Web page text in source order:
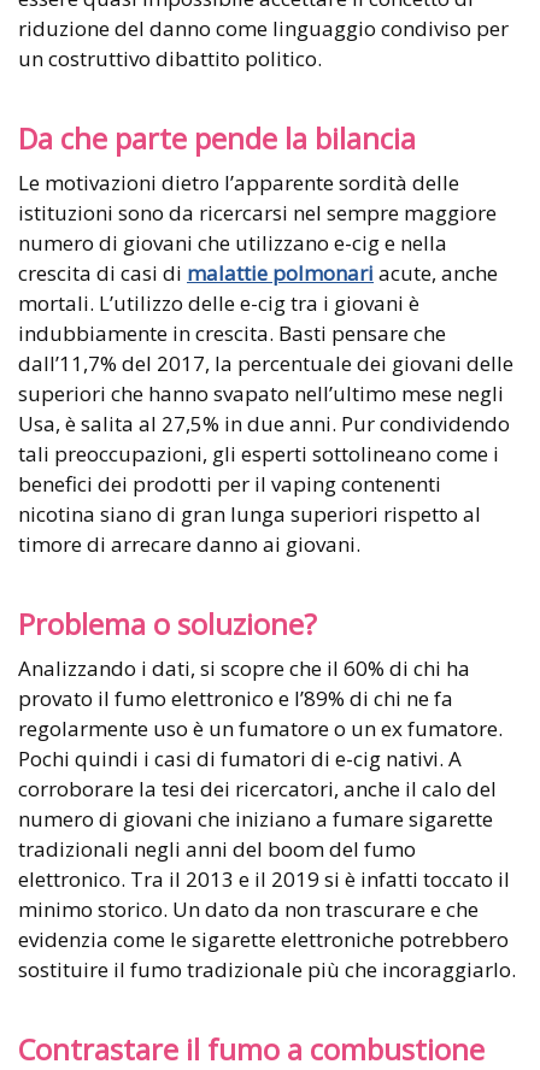
riduzione del danno come linguaggio condiviso per
un costruttivo dibattito politico.
Da che parte pende la bilancia
Le motivazioni dietro l’apparente sordità delle
istituzioni sono da ricercarsi nel sempre maggiore
numero di giovani che utilizzano e-cig e nella
crescita di casi di malattie polmonari acute, anche
mortali. L’utilizzo delle e-cig tra i giovani è
indubbiamente in crescita. Basti pensare che
dall’11,7% del 2017, la percentuale dei giovani delle
superiori che hanno svapato nell’ultimo mese negli
Usa, è salita al 27,5% in due anni. Pur condividendo
tali preoccupazioni, gli esperti sottolineano come i
benefici dei prodotti per il vaping contenenti
nicotina siano di gran lunga superiori rispetto al
timore di arrecare danno ai giovani.
Problema o soluzione?
Analizzando i dati, si scopre che il 60% di chi ha
provato il fumo elettronico e l’89% di chi ne fa
regolarmente uso è un fumatore o un ex fumatore.
Pochi quindi i casi di fumatori di e-cig nativi. A
corroborare la tesi dei ricercatori, anche il calo del
numero di giovani che iniziano a fumare sigarette
tradizionali negli anni del boom del fumo
elettronico. Tra il 2013 e il 2019 si è infatti toccato il
minimo storico. Un dato da non trascurare e che
evidenzia come le sigarette elettroniche potrebbero
sostituire il fumo tradizionale più che incoraggiarlo.
Contrastare il fumo a combustione